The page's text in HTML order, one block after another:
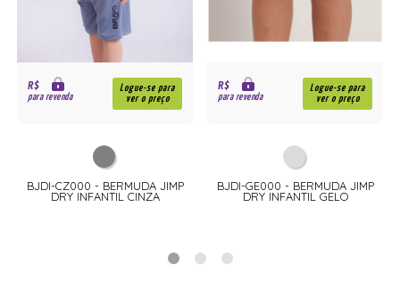
R$
para revenda
Logue-se para
ver o preço
BJDI-CZ000 - BERMUDA JIMP
DRY INFANTIL CINZA
R$
para revenda
Logue-se para
ver o preço
BJDI-GE000 - BERMUDA JIMP
DRY INFANTIL GELO